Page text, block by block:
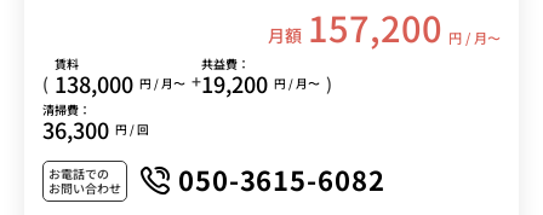
月額 157,200 円 / 月〜
(
賃料
138,000 円 / 月〜 +
共益費：
19,200 円 / 月〜 )
清掃費：
36,300 円 / 回
お電話での
お問い合わせ
050-3615-6082